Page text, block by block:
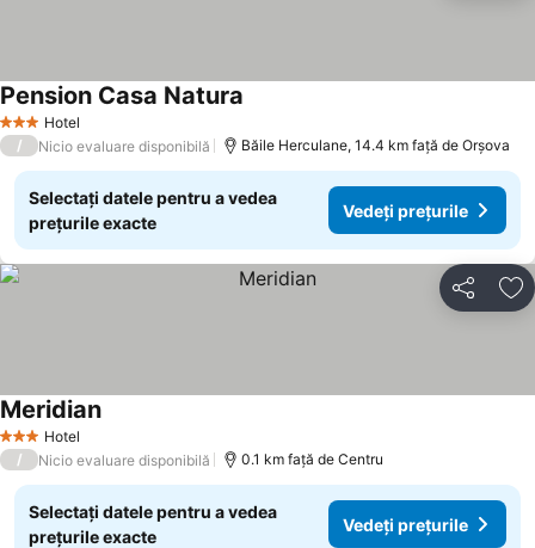
3 SteleHotel
Pension Casa Natura
/ Nicio evaluare disponibilă Băile Herculane, 14.4 km faţă de Orşova
Selectați datele pentru a vedea
prețurile exacte
Vedeți prețurile
Distribuiți
3 SteleHotel
Meridian
/ Nicio evaluare disponibilă 0.1 km faţă de Centru
Selectați datele pentru a vedea
prețurile exacte
Vedeți prețurile